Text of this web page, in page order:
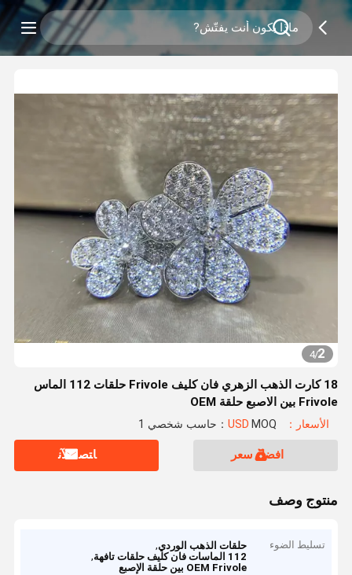
2
/
4
18 كارت الذهب الزهري فان كليف Frivole حلقات 112 الماس
Frivole بين الاصبع حلقة OEM
الأسعار：USD MOQ：حاسب شخصي 1
افضل سعر ﺎﺘﺼﻟ ﺍﻶﻧ
منتوج وصف
تسليط الضوء حلقات الذهب الوردي,
112 الماسات فان كليف حلقات تافهة
,
OEM Frivole بين حلقة الإصبع